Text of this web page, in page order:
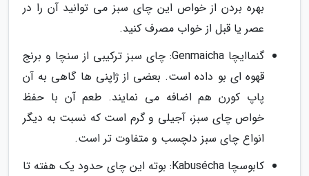
بهره بردن از خواص این چای سبز می توانید آن را در
عصر یا قبل از خواب مصرف کنید.
گنماایچا Genmaicha: چای سبز ترکیبی از سنچا و برنج
قهوه ای بو داده است. بعضی از ژاپنی ها گاهی به آن
پاپ کورن هم اضافه می نمایند. طعم آن با حفظ
خواص چای سبز، آجیلی و گرم است که نسبت به دیگر
انواع چای سبز دلچسب و متفاوت تر است.
کابوسچا Kabusécha: بوته این چای حدود یک هفته تا